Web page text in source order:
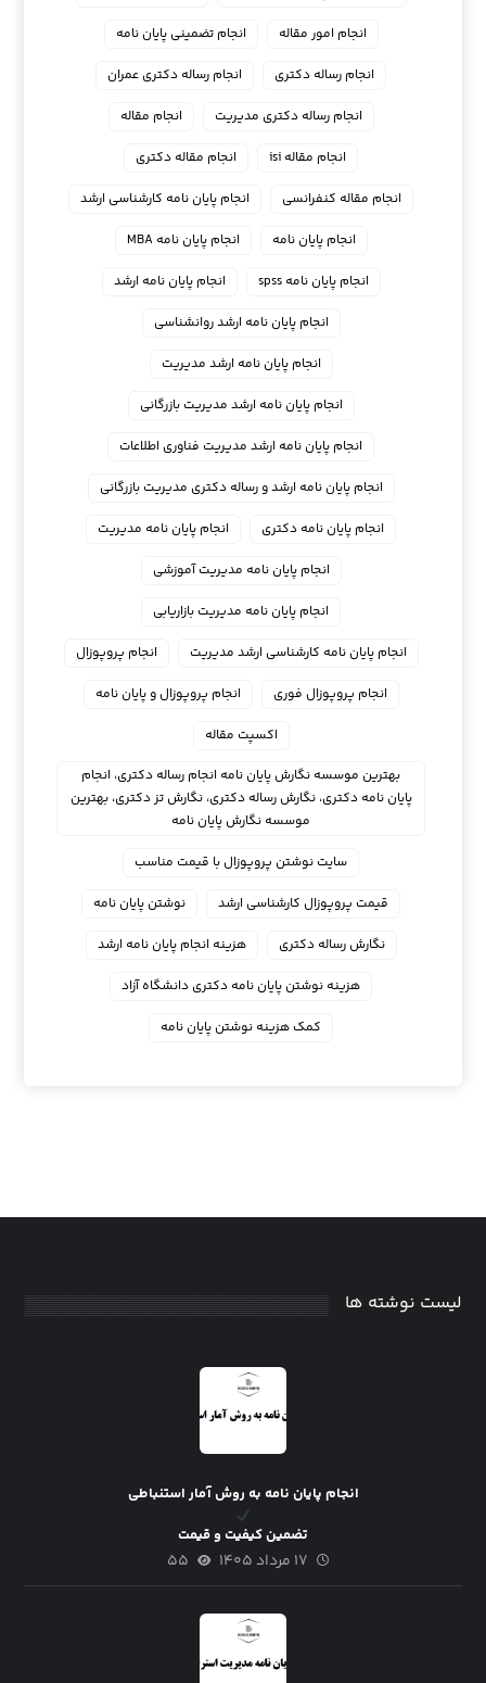
انجام امور مقاله
انجام تضمینی پایان نامه
انجام رساله دکتری
انجام رساله دکتری عمران
انجام رساله دکتری مدیریت
انجام مقاله
انجام مقاله isi
انجام مقاله دکتری
انجام مقاله کنفرانسی
انجام پايان نامه كارشناسي ارشد
انجام پایان نامه
انجام پایان نامه MBA
انجام پایان نامه spss
انجام پایان نامه ارشد
انجام پایان نامه ارشد روانشناسی
انجام پایان نامه ارشد مدیریت
انجام پایان نامه ارشد مدیریت بازرگانی
انجام پایان نامه ارشد مدیریت فناوری اطلاعات
انجام پایان نامه ارشد و رساله دکتری مدیریت بازرگانی
انجام پایان نامه دکتری
انجام پایان نامه مدیریت
انجام پایان نامه مدیریت آموزشی
انجام پایان نامه مدیریت بازاریابی
انجام پایان نامه کارشناسی ارشد مدیریت
انجام پروپوزال
انجام پروپوزال فوری
انجام پروپوزال و پایان نامه
اکسپت مقاله
بهترین موسسه نگارش پایان نامه انجام رساله دکتری، انجام
پایان نامه دکتری، نگارش رساله دکتری، نگارش تز دکتری، بهترین
موسسه نگارش پایان نامه
سایت نوشتن پروپوزال با قیمت مناسب
قیمت پروپوزال کارشناسی ارشد
نوشتن پایان نامه
نگارش رساله دکتری
هزینه انجام پایان نامه ارشد
هزینه نوشتن پایان نامه دکتری دانشگاه آزاد
کمک هزینه نوشتن پایان نامه
لیست نوشته ها
انجام پایان نامه به روش آمار استنباطی
تضمین کیفیت و قیمت
۱۷ مرداد ۱۴۰۵ ۵۵